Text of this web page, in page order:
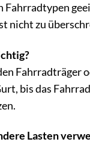
Fahrradtypen
nicht zu
bis das
Lasten